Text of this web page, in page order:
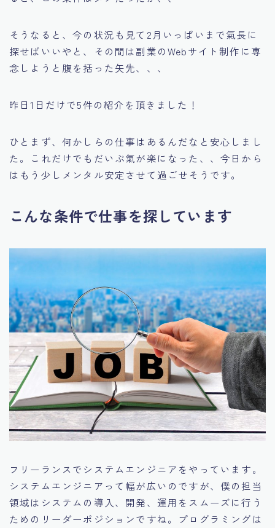
そうなると、今の状況も見て2月いっぱいまで氣長に
探せばいいやと、その間は副業のWebサイト制作に専
念しようと腹を括った矢先、、、
昨日1日だけで5件の紹介を頂きました！
ひとまず、何かしらの仕事はあるんだなと安心しまし
た。これだけでもだいぶ氣が楽になった、、今日から
はもう少しメンタル安定させて過ごせそうです。
こんな条件で仕事を探しています
フリーランスでシステムエンジニアをやっています。
システムエンジニアって幅が広いのですが、僕の担当
領域はシステムの導入、開発、運用をスムーズに行う
ためのリーダーポジションですね。プログラミングは